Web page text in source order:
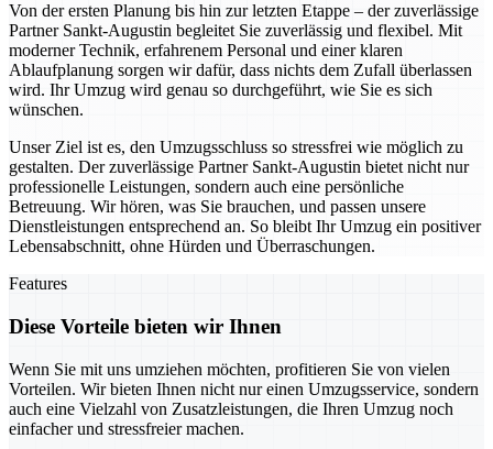
Von der ersten Planung bis hin zur letzten Etappe – der zuverlässige
Partner Sankt-Augustin begleitet Sie zuverlässig und flexibel. Mit
moderner Technik, erfahrenem Personal und einer klaren
Ablaufplanung sorgen wir dafür, dass nichts dem Zufall überlassen
wird. Ihr Umzug wird genau so durchgeführt, wie Sie es sich
wünschen.
Unser Ziel ist es, den Umzugsschluss so stressfrei wie möglich zu
gestalten. Der zuverlässige Partner Sankt-Augustin bietet nicht nur
professionelle Leistungen, sondern auch eine persönliche
Betreuung. Wir hören, was Sie brauchen, und passen unsere
Dienstleistungen entsprechend an. So bleibt Ihr Umzug ein positiver
Lebensabschnitt, ohne Hürden und Überraschungen.
Features
Diese Vorteile bieten wir Ihnen
Wenn Sie mit uns umziehen möchten, profitieren Sie von vielen
Vorteilen. Wir bieten Ihnen nicht nur einen Umzugsservice, sondern
auch eine Vielzahl von Zusatzleistungen, die Ihren Umzug noch
einfacher und stressfreier machen.